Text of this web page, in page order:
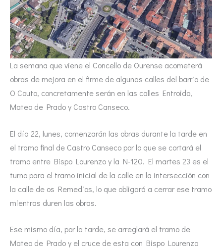
La semana que viene el Concello de Ourense acometerá
obras de mejora en el firme de algunas calles del barrio de
O Couto, concretamente serán en las calles Entroido,
Mateo de Prado y Castro Canseco.
El día 22, lunes, comenzarán las obras durante la tarde en
el tramo final de Castro Canseco por lo que se cortará el
tramo entre Bispo Lourenzo y la N-120. El martes 23 es el
turno para el tramo inicial de la calle en la intersección con
la calle de os Remedios, lo que obligará a cerrar ese tramo
mientras duren las obras.
Ese mismo día, por la tarde, se arreglará el tramo de
Mateo de Prado y el cruce de esta con Bispo Lourenzo